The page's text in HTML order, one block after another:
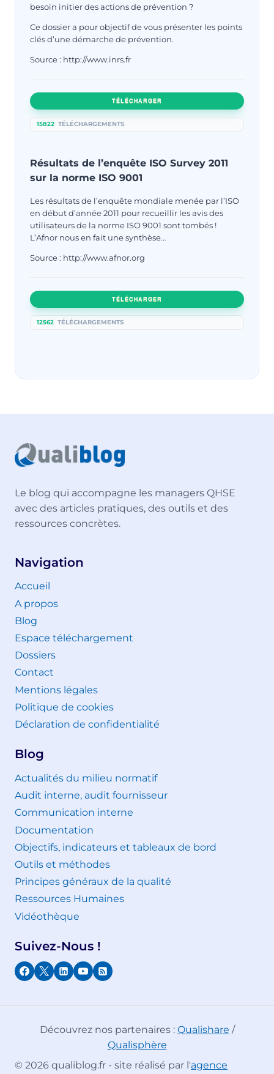
besoin initier des actions de prévention ?
Ce dossier a pour objectif de vous présenter les points
clés d’une démarche de prévention.
Source : http://www.inrs.fr
TÉLÉCHARGER
15822 TÉLÉCHARGEMENTS
Résultats de l’enquête ISO Survey 2011
sur la norme ISO 9001
Les résultats de l’enquête mondiale menée par l’ISO
en début d’année 2011 pour recueillir les avis des
utilisateurs de la norme ISO 9001 sont tombés !
L’Afnor nous en fait une synthèse…
Source : http://www.afnor.org
TÉLÉCHARGER
12562 TÉLÉCHARGEMENTS
Le blog qui accompagne les managers QHSE
avec des articles pratiques, des outils et des
ressources concrètes.
Navigation
Accueil
A propos
Blog
Espace téléchargement
Dossiers
Contact
Mentions légales
Politique de cookies
Déclaration de confidentialité
Blog
Actualités du milieu normatif
Audit interne, audit fournisseur
Communication interne
Documentation
Objectifs, indicateurs et tableaux de bord
Outils et méthodes
Principes généraux de la qualité
Ressources Humaines
Vidéothèque
Suivez-Nous !
Découvrez nos partenaires : Qualishare /
Qualisphère
© 2026 qualiblog.fr - site réalisé par l'agence